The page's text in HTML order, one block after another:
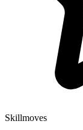
Skillmoves